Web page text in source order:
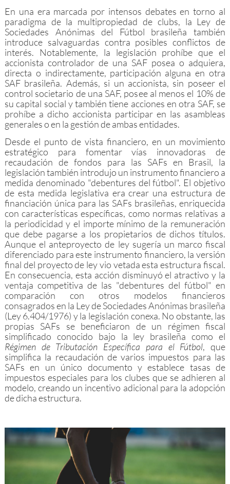
En una era marcada por intensos debates en torno al
paradigma de la multipropiedad de clubs, la Ley de
Sociedades Anónimas del Fútbol brasileña también
introduce salvaguardas contra posibles conflictos de
interés. Notablemente, la legislación prohíbe que el
accionista controlador de una SAF posea o adquiera,
directa o indirectamente, participación alguna en otra
SAF brasileña. Además, si un accionista, sin poseer el
control societario de una SAF, posee al menos el 10% de
su capital social y también tiene acciones en otra SAF, se
prohíbe a dicho accionista participar en las asambleas
generales o en la gestión de ambas entidades.
Desde el punto de vista financiero, en un movimiento
estratégico para fomentar vías innovadoras de
recaudación de fondos para las SAFs en Brasil, la
legislación también introdujo un instrumento financiero a
medida denominado "debentures del fútbol". El objetivo
de esta medida legislativa era crear una estructura de
financiación única para las SAFs brasileñas, enriquecida
con características específicas, como normas relativas a
la periodicidad y el importe mínimo de la remuneración
que debe pagarse a los propietarios de dichos títulos.
Aunque el anteproyecto de ley sugería un marco fiscal
diferenciado para este instrumento financiero, la versión
final del proyecto de ley vio vetada esta estructura fiscal.
En consecuencia, esta acción disminuyó el atractivo y la
ventaja competitiva de las "debentures del fútbol" en
comparación con otros modelos financieros
consagrados en la Ley de Sociedades Anónimas brasileña
(Ley 6.404/1976) y la legislación conexa. No obstante, las
propias SAFs se beneficiaron de un régimen fiscal
simplificado conocido bajo la ley brasileña como el
Régimen de Tributación Específica para el Fútbol, que
simplifica la recaudación de varios impuestos para las
SAFs en un único documento y establece tasas de
impuestos especiales para los clubes que se adhieren al
modelo, creando un incentivo adicional para la adopción
de dicha estructura.